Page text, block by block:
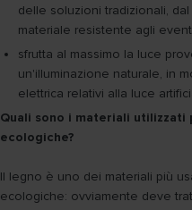
delle soluzioni tradizionali,
materiale resistente agli
sfrutta al massimo la luce
un'illuminazione naturale, in
elettrica relativi alla luce
Quali sono i materiali
ecologiche?
Il legno è uno dei materiali più
ecologiche: ovviamente deve